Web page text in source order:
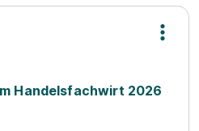
Handelsfachwirt 2026